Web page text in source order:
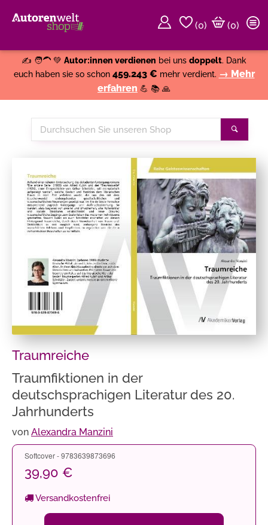
(0)
(0)
✍️ 🧑‍🦱 💚 Autor:innen verdienen bei uns doppelt. Dank
euch haben sie so schon 459.243 € mehr verdient. → Mehr
erfahren 💪 📚 🙏
Durchsuchen
Sie
Traumreiche
Traumfiktionen in der
deutschsprachigen Literatur des 20.
Jahrhunderts
von Alexandra Manzini
Softcover - 9783639873696
39,90 €
Versandkostenfrei